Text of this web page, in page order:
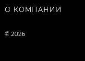
О КОМПАНИИ
© 2026